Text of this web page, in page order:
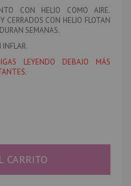
CON HELIO COMO AIRE.
CERRADOS CON HELIO FLOTAN
SEMANAS.
INFLAR.
LEYENDO DEBAJO MÁS
CARRITO